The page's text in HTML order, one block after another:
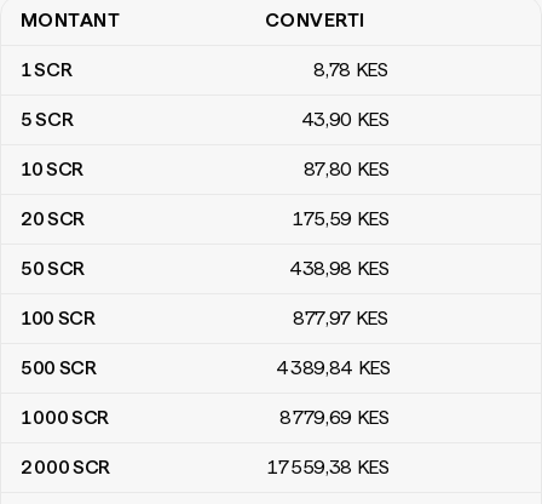
Table de conversion roupies des Seychelles vers shillings
MONTANT CONVERTI
1SCR 8,78 KES
5SCR 43,90 KES
10SCR 87,80 KES
20SCR 175,59 KES
50SCR 438,98 KES
100 SCR 877,97 KES
500 SCR 4 389,84 KES
1 000SCR 8 779,69 KES
2 000SCR 17 559,38 KES